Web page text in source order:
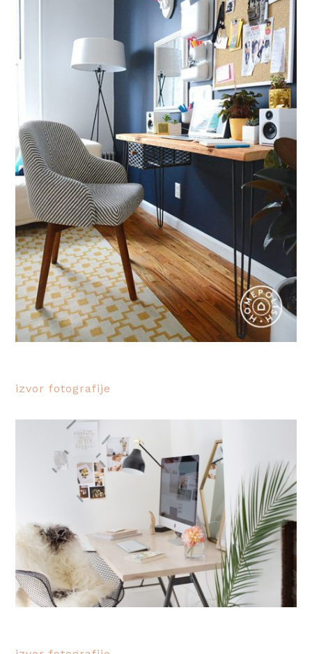
izvor fotografije